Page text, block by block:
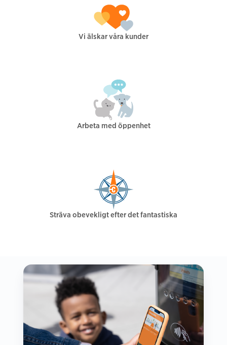
Vi älskar våra kunder
Arbeta med öppenhet
Sträva obevekligt efter det fantastiska